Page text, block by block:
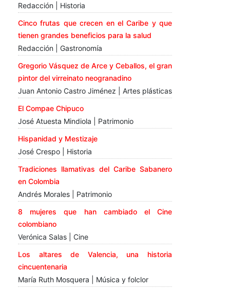
Redacción | Historia
Cinco frutas que crecen en el Caribe y que
tienen grandes beneficios para la salud
Redacción | Gastronomía
Gregorio Vásquez de Arce y Ceballos, el gran
pintor del virreinato neogranadino
Juan Antonio Castro Jiménez | Artes plásticas
El Compae Chipuco
José Atuesta Mindiola | Patrimonio
Hispanidad y Mestizaje
José Crespo | Historia
Tradiciones llamativas del Caribe Sabanero
en Colombia
Andrés Morales | Patrimonio
8 mujeres que han cambiado el Cine
colombiano
Verónica Salas | Cine
Los altares de Valencia, una historia
cincuentenaria
María Ruth Mosquera | Música y folclor